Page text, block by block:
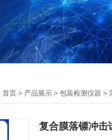
首页 > 产品展示 > 包装检测仪器 >
复合膜落镖冲击